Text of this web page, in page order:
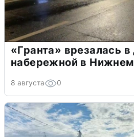
«Гранта» врезалась
набережной в
8 августа 0